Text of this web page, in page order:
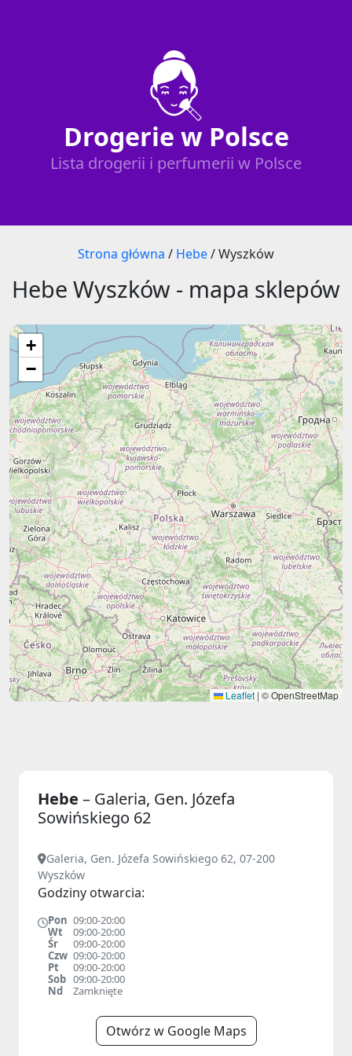
Drogerie w Polsce
Lista drogerii i perfumerii w Polsce
Strona główna / Hebe/Wyszków
Hebe Wyszków - mapa sklepów
+
−
Leaflet | © OpenStreetMap
Hebe – Galeria, Gen. Józefa
Sowińskiego 62
Galeria, Gen. Józefa Sowińskiego 62, 07-200
Wyszków
Godziny otwarcia:
Pon 09:00-20:00
Wt
09:00-20:00
Śr
09:00-20:00
Czw 09:00-20:00
Pt
09:00-20:00
Sob 09:00-20:00
Nd
Zamknięte
Otwórz w Google Maps